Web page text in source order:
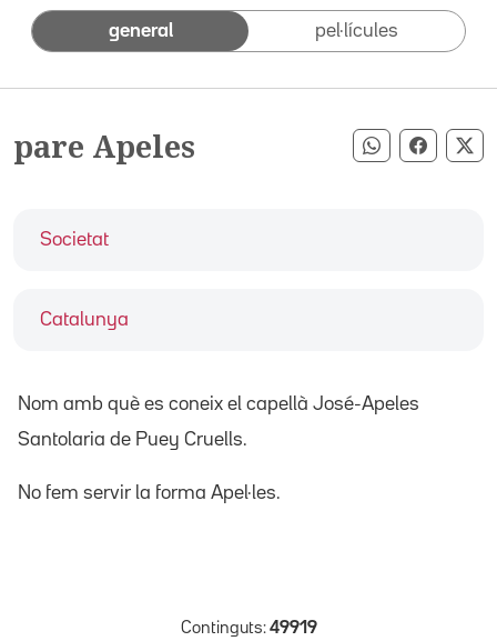
general pel·lícules
pare Apeles Compartir
Societat
Catalunya
Nom amb què es coneix el capellà José-Apeles
Santolaria de Puey Cruells.
No fem servir la forma Apel·les.
Continguts: 49919